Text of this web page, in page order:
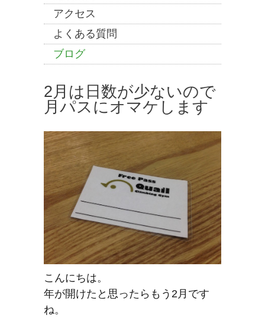
アクセス
よくある質問
ブログ
2月は日数が少ないので
月パスにオマケします
こんにちは。
年が開けたと思ったらもう2月です
ね。